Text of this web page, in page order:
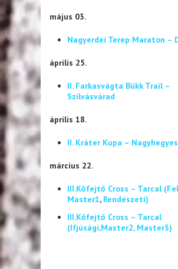
május 03.
Nagyerdei Terep Maraton –
április 25.
II. Farkasvágta Bükk Trail –
Szilvásvárad
április 18.
II. Kráter Kupa – Nagyhegyes
március 22.
III.Kőfejtő Cross – Tarcal
Master1, Rendészeti)
III.Kőfejtő Cross – Tarcal
(Ifjúsági,Master2, Master3)